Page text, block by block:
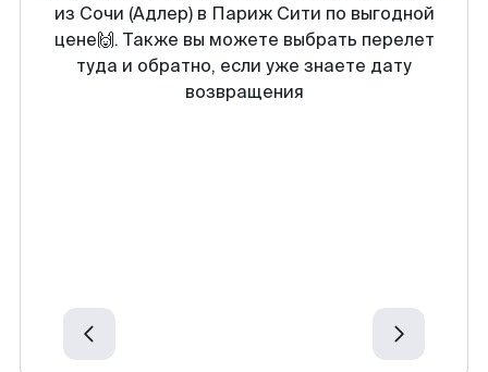
из Сочи (Адлер) в Париж Сити по выгодной
цене🙌. Также вы можете выбрать перелет
туда и обратно, если уже знаете дату
возвращения